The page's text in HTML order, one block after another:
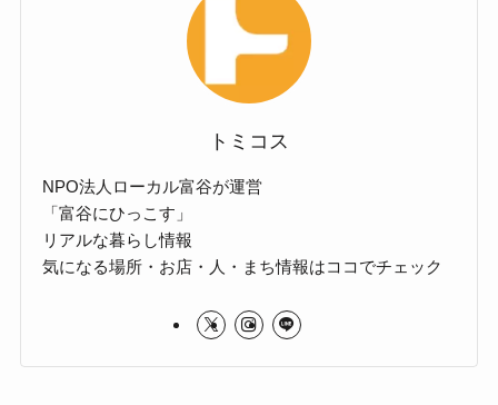
トミコス
NPO法人ローカル富谷が運営
「富谷にひっこす」
リアルな暮らし情報
気になる場所・お店・人・まち情報はココでチェック